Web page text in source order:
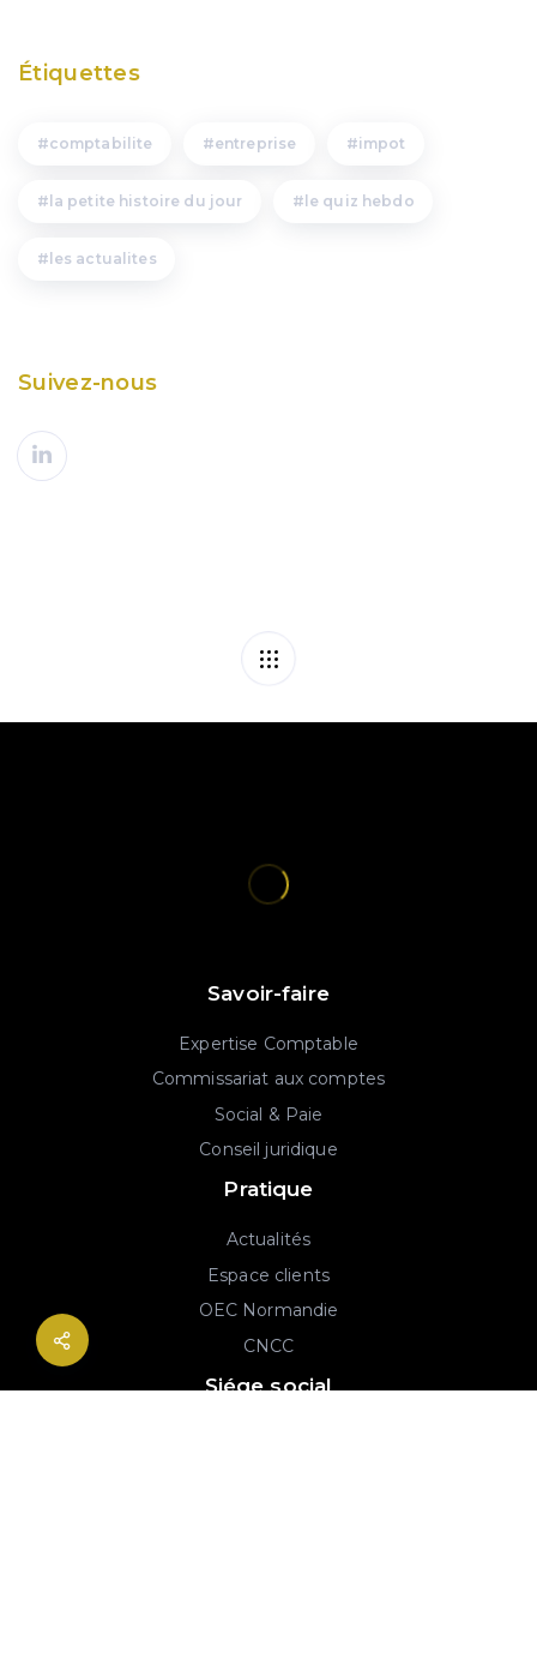
Étiquettes
comptabilite entreprise impot
la petite histoire du jour le quiz hebdo
les actualites
Suivez-nous
Savoir-faire
Expertise Comptable
Commissariat aux comptes
Social & Paie
Conseil juridique
Pratique
Actualités
Espace clients
OEC Normandie
CNCC
Siége social